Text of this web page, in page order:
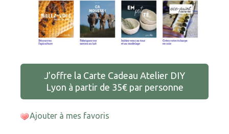
J’offre la Carte Cadeau Atelier DIY
Lyon à partir de 35€ par personne
Ajouter à mes favoris